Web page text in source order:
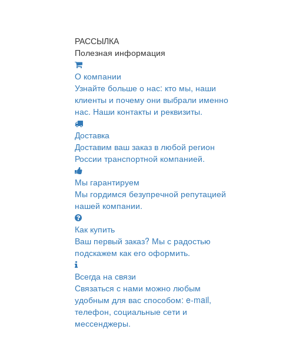
РАССЫЛКА
Полезная информация
О компании
Узнайте больше о нас: кто мы, наши
клиенты и почему они выбрали именно
нас. Наши контакты и реквизиты.
Доставка
Доставим ваш заказ в любой регион
России транспортной компанией.
Мы гарантируем
Мы гордимся безупречной репутацией
нашей компании.
Как купить
Ваш первый заказ? Мы с радостью
подскажем как его оформить.
Всегда на связи
Связаться с нами можно любым
удобным для вас способом: e-mail,
телефон, социальные сети и
мессенджеры.